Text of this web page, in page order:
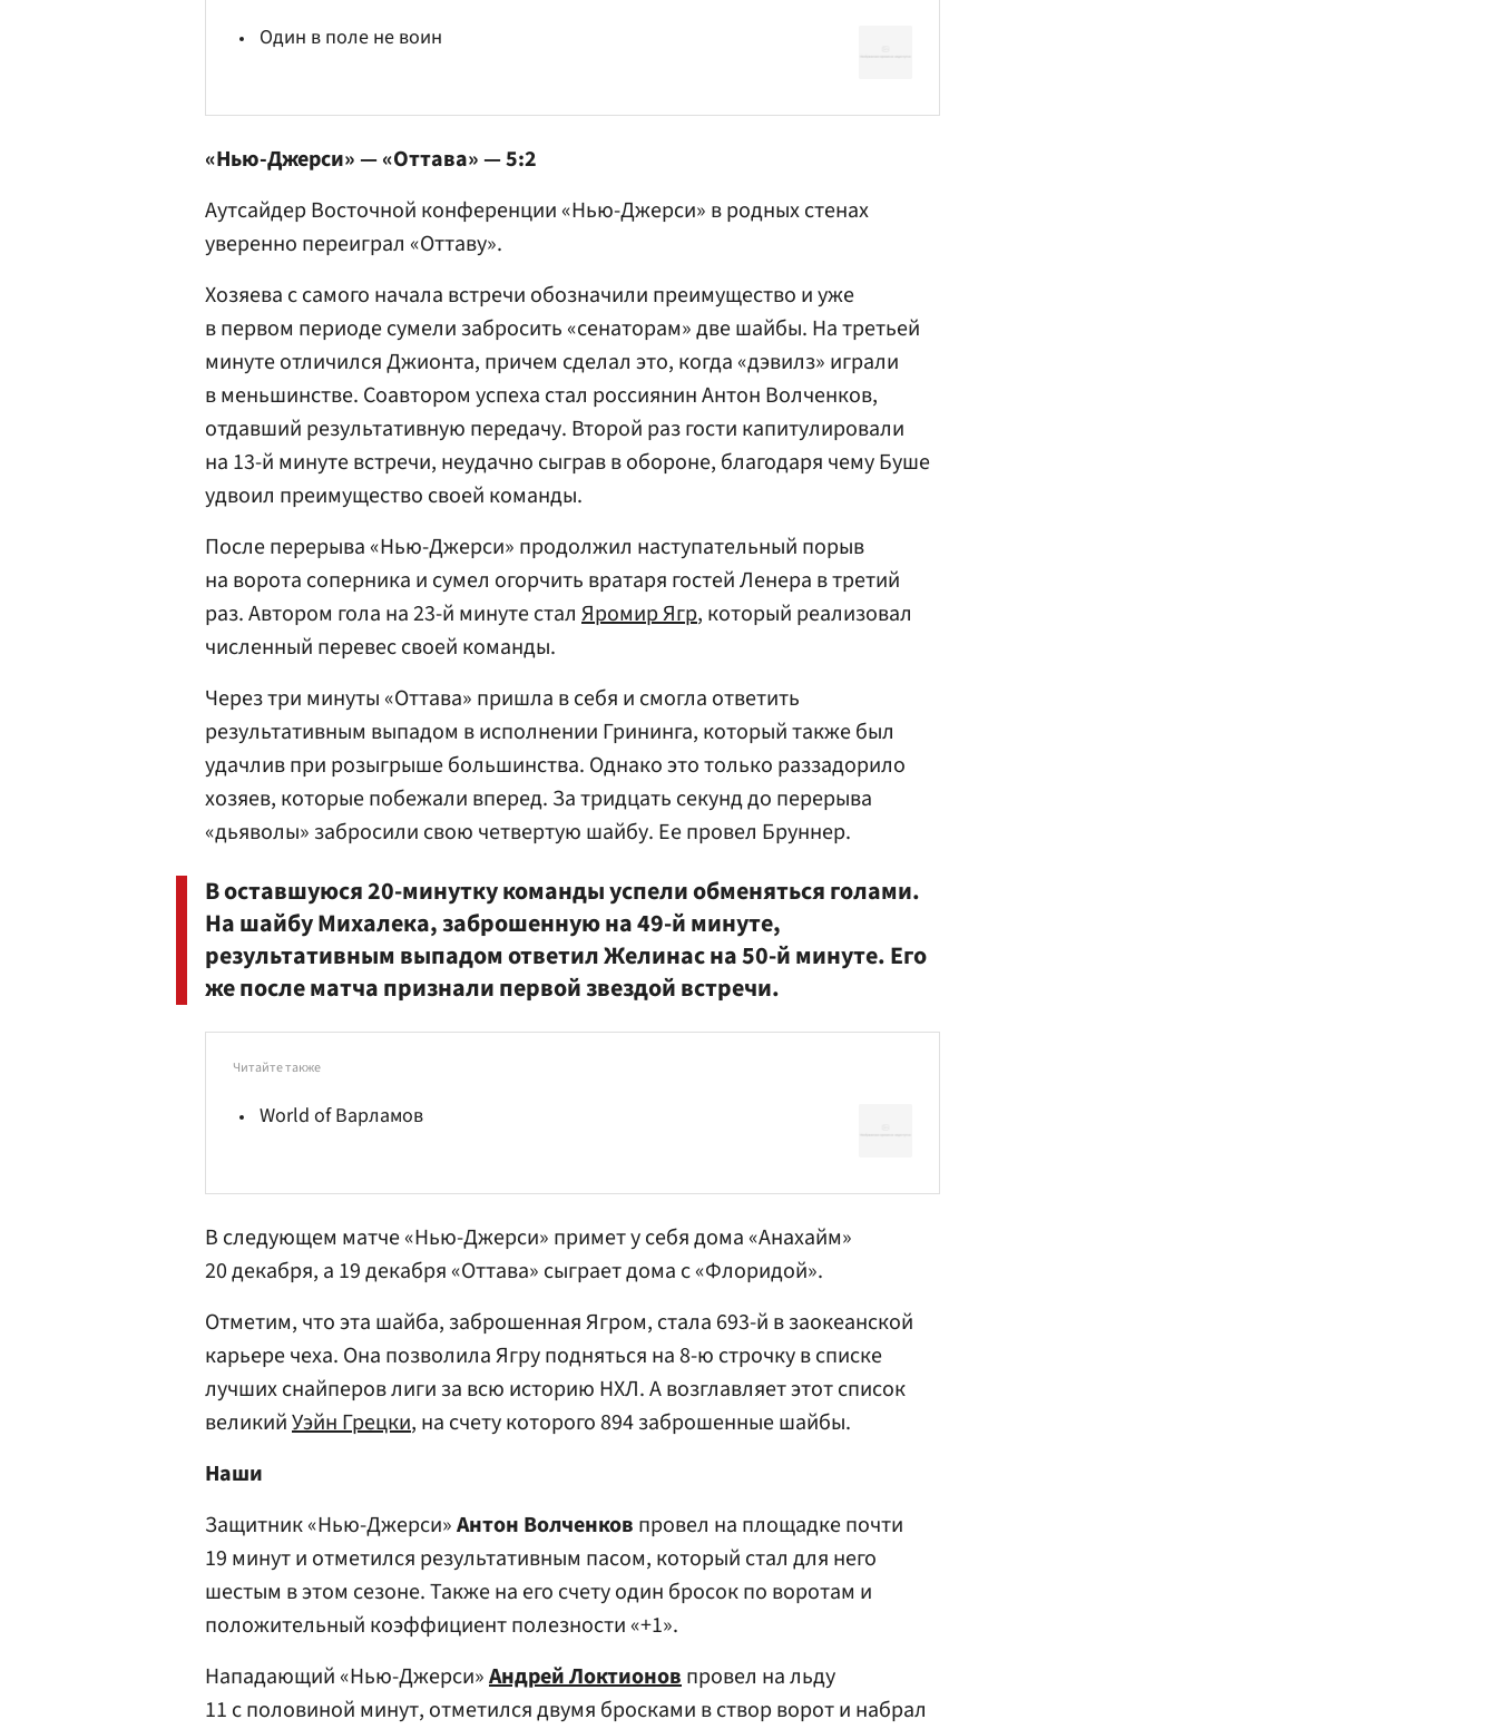
Один в поле не воин
«Нью-Джерси» — «Оттава» — 5:2
Аутсайдер Восточной конференции «Нью-Джерси» в родных стенах
уверенно переиграл «Оттаву».
Хозяева с самого начала встречи обозначили преимущество и уже
в первом периоде сумели забросить «сенаторам» две шайбы. На третьей
минуте отличился Джионта, причем сделал это, когда «дэвилз» играли
в меньшинстве. Соавтором успеха стал россиянин Антон Волченков,
отдавший результативную передачу. Второй раз гости капитулировали
на 13-й минуте встречи, неудачно сыграв в обороне, благодаря чему Буше
удвоил преимущество своей команды.
После перерыва «Нью-Джерси» продолжил наступательный порыв
на ворота соперника и сумел огорчить вратаря гостей Ленера в третий
раз. Автором гола на 23-й минуте стал Яромир Ягр, который реализовал
численный перевес своей команды.
Через три минуты «Оттава» пришла в себя и смогла ответить
результативным выпадом в исполнении Грининга, который также был
удачлив при розыгрыше большинства. Однако это только раззадорило
хозяев, которые побежали вперед. За тридцать секунд до перерыва
«дьяволы» забросили свою четвертую шайбу. Ее провел Бруннер.
В оставшуюся 20-минутку команды успели обменяться голами.
На шайбу Михалека, заброшенную на 49-й минуте,
результативным выпадом ответил Желинас на 50-й минуте. Его
же после матча признали первой звездой встречи.
Читайте также
World of Варламов
В следующем матче «Нью-Джерси» примет у себя дома «Анахайм»
20 декабря, а 19 декабря «Оттава» сыграет дома с «Флоридой».
Отметим, что эта шайба, заброшенная Ягром, стала 693-й в заокеанской
карьере чеха. Она позволила Ягру подняться на 8-ю строчку в списке
лучших снайперов лиги за всю историю НХЛ. А возглавляет этот список
великийУэйн Грецки, на счету которого 894 заброшенные шайбы.
Наши
Защитник «Нью-Джерси»Антон Волченков провел на площадке почти
19 минут и отметился результативным пасом, который стал для него
шестым в этом сезоне. Также на его счету один бросок по воротам и
положительный коэффициент полезности «+1».
Нападающий «Нью-Джерси»Андрей Локтионовпровел на льду
11 с половиной минут, отметился двумя бросками в створ ворот и набрал